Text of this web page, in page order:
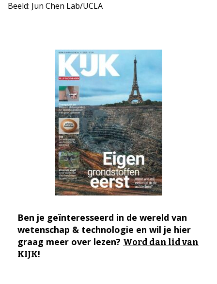
Beeld: Jun Chen Lab/UCLA
Ben je geïnteresseerd in de wereld van
wetenschap & technologie en wil je hier
graag meer over lezen? Word dan lid van
KIJK!